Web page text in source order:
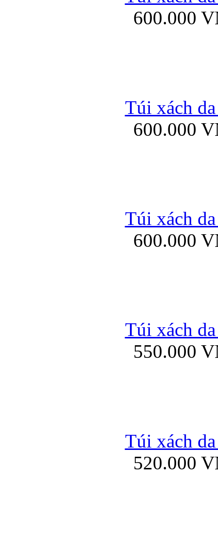
Bao da iPhone 5
Bao da iPad
600.000
Túi xách
600.000
Túi xách
600.000
Túi xách
550.000
Túi xách
520.000